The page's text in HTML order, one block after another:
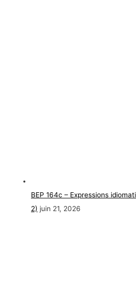
BEP 164c – Expressions
2) juin 21, 2026